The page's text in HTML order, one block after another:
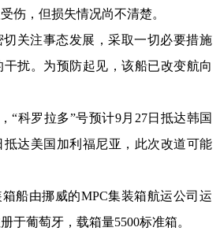
伤，但损失情况尚不清楚。
切关注事态发展，采取一切必要措施
扰。为预防起见，该船已改变航向
“科罗拉多”号预计9月27日抵达韩国
抵达美国加利福尼亚，此次改道可能
船由挪威的MPC集装箱航运公司运
于葡萄牙，载箱量5500标准箱。